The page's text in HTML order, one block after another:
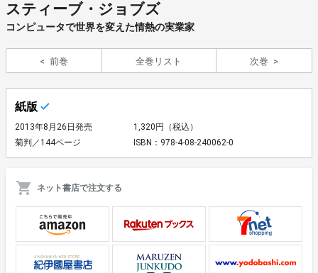
スティーブ・ジョブズ
コンピュータで世界を変えた情熱の実業家
前巻 全巻リスト 次巻
紙版
2013年8月26日発売
1,320円（税込）
菊判／144ページ
ISBN：978-4-08-240062-0
ネット書店で注文する